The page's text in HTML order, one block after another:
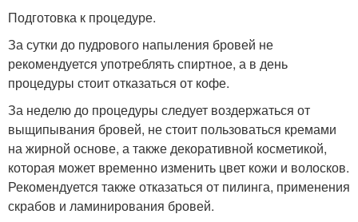
Подготовка к процедуре.
За сутки до пудрового напыления бровей не
рекомендуется употреблять спиртное, а в день
процедуры стоит отказаться от кофе.
За неделю до процедуры следует воздержаться от
выщипывания бровей, не стоит пользоваться кремами
на жирной основе, а также декоративной косметикой,
которая может временно изменить цвет кожи и волосков.
Рекомендуется также отказаться от пилинга, применения
скрабов и ламинирования бровей.